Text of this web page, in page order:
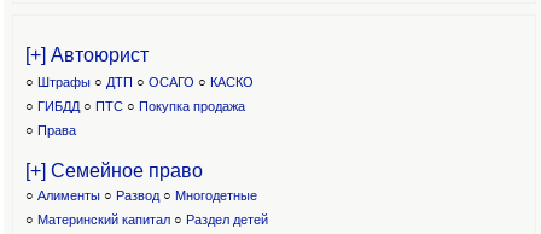
[+] Автоюрист
○ Штрафы ○ ДТП ○ ОСАГО ○ КАСКО
○ ГИБДД ○ ПТС ○ Покупка продажа
○ Права
[+] Семейное право
○ Алименты ○ Развод ○ Многодетные
○ Материнский капитал○ Раздел детей